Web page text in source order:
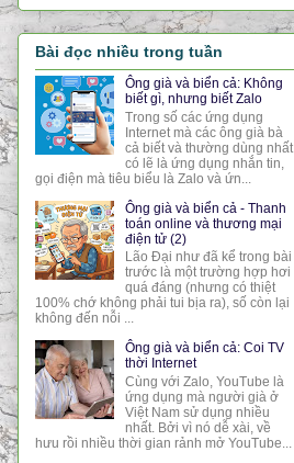
Bài đọc nhiều trong tuần
Ông già và biển cả: Không
biết gì, nhưng biết Zalo
Trong số các ứng dụng
Internet mà các ông già bà
cả biết và thường dùng nhất
có lẽ là ứng dụng nhắn tin,
gọi điện mà tiêu biểu là Zalo và ứn...
Ông già và biển cả - Thanh
toán online và thương mại
điện tử (2)
Lão Đại như đã kể trong bài
trước là một trường hợp hơi
quá đáng (nhưng có thiệt
100% chớ không phải tui bịa ra), số còn lại
không đến nỗi ...
Ông già và biển cả: Coi TV
thời Internet
Cùng với Zalo, YouTube là
ứng dụng mà người già ở
Việt Nam sử dụng nhiều
nhất. Bởi vì nó dễ xài, về
hưu rồi nhiều thời gian rảnh mở YouTube...